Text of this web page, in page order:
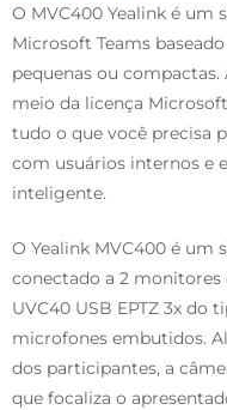
O MVC400 Yealink é um
Microsoft Teams
pequenas ou
meio da licença
tudo o que você precisa
com usuários internos e
inteligente.
O Yealink MVC400 é um
conectado a 2
UVC40 USB EPTZ 3x do
microfones embutidos.
dos participantes, a
que focaliza o